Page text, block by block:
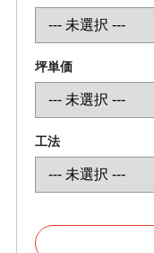
坪単価
工法